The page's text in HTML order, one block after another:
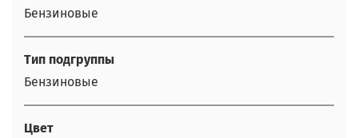
Бензиновые
Тип подгруппы
Бензиновые
Цвет